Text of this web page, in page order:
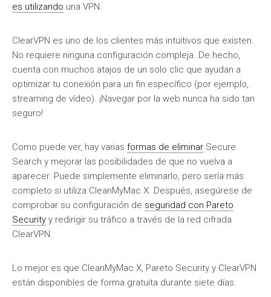
es utilizando una VPN.
ClearVPN es uno de los clientes más intuitivos que existen.
No requiere ninguna configuración compleja. De hecho,
cuenta con muchos atajos de un solo clic que ayudan a
optimizar tu conexión para un fin específico (por ejemplo,
streaming de vídeo). ¡Navegar por la web nunca ha sido tan
seguro!
Como puede ver, hay varias formas de eliminar Secure
Search y mejorar las posibilidades de que no vuelva a
aparecer. Puede simplemente eliminarlo, pero sería más
completo si utiliza CleanMyMac X. Después, asegúrese de
comprobar su configuración de seguridad con Pareto
Security y redirigir su tráfico a través de la red cifrada
ClearVPN.
Lo mejor es que CleanMyMac X, Pareto Security y ClearVPN
están disponibles de forma gratuita durante siete días.